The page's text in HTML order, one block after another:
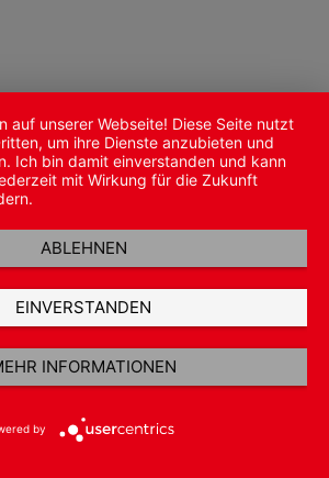
auf unserer Webseite! Diese Seite nutzt
um ihre Dienste anzubieten und
Ich bin damit einverstanden und kann
mit Wirkung für die Zukunft
ABLEHNEN
EINVERSTANDEN
INFORMATIONEN
by